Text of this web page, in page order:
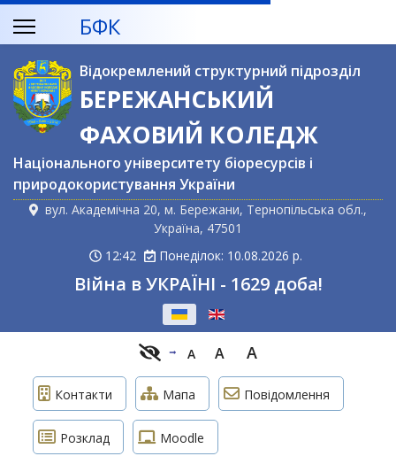
БФК
Відокремлений структурний підрозділ
БЕРЕЖАНСЬКИЙ
ФАХОВИЙ КОЛЕДЖ
Національного університету біоресурсів і
природокористування України
вул. Академічна 20, м. Бережани, Тернопільська обл.,
Україна, 47501
12:42
Понеділок: 10.08.2026 р.
Війна в УКРАЇНІ - 1629 доба!
A A A
Контакти Мапа Повідомлення
Розклад Moodle